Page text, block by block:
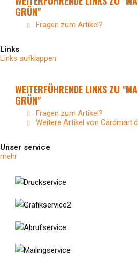
GRÜN"
Fragen zum Artikel?
Links
Links aufklappen
WEITERFÜHRENDE LINKS ZU
GRÜN"
Fragen zum Artikel?
Weitere Artikel von
Unser service
mehr